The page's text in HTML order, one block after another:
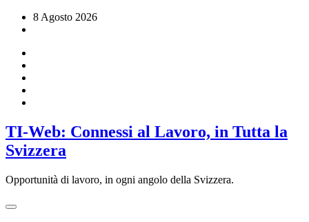
8 Agosto 2026
TI-Web: Connessi al Lavoro, in Tutta la
Svizzera
Opportunità di lavoro, in ogni angolo della Svizzera.